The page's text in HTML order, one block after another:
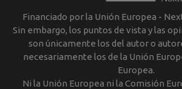
Financiado por la Unión Europea -
Sin embargo, los puntos de vista y las
son únicamente los del autor o
necesariamente los de la Unión
Europea.
Ni la Unión Europea ni la Comisión